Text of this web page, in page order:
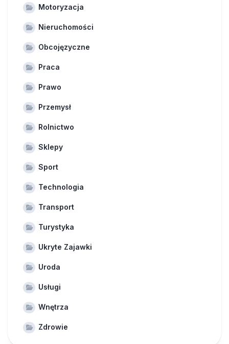
Motoryzacja
Nieruchomości
Obcojęzyczne
Praca
Prawo
Przemysł
Rolnictwo
Sklepy
Sport
Technologia
Transport
Turystyka
Ukryte Zajawki
Uroda
Usługi
Wnętrza
Zdrowie